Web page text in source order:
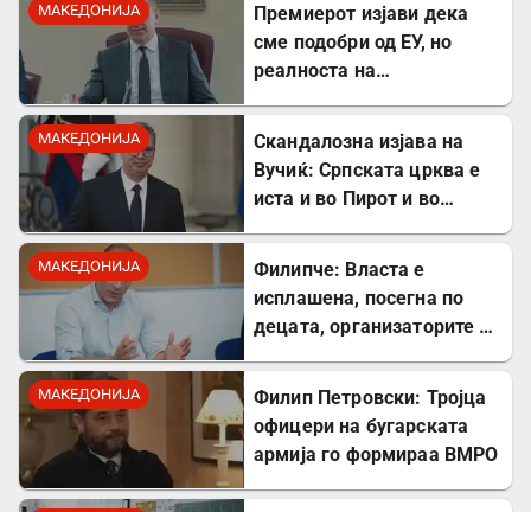
западнонилска треска!
МАКЕДОНИЈА
Премиерот изјави дека
сме подобри од ЕУ, но
реалноста на
МАКЕДОНИЈА
Скандалозна изјава на
Вучиќ: Српската црква е
иста и во Пирот и во
МАКЕДОНИЈА
Филипче: Власта е
исплашена, посегна по
децата, организаторите и
МАКЕДОНИЈА
Филип Петровски: Тројца
офицери на бугарската
армија го формираа ВМРО